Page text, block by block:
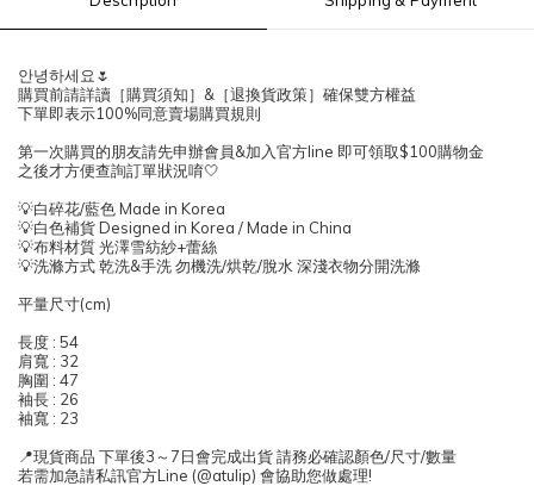
안녕하세요🌷
購買前請詳讀［購買須知］&［退換貨政策］確保雙方權益
下單即表示100%同意賣場購買規則
第一次購買的朋友請先申辦會員&加入官方line 即可領取$100購物金
之後才方便查詢訂單狀況唷🤍
💡白碎花/藍色 Made in Korea
💡白色補貨Designed in Korea /Made in China
💡布料材質光澤雪紡紗+蕾絲
💡洗滌方式 乾洗&手洗 勿機洗/烘乾/脫水 深淺衣物分開洗滌
平量尺寸(cm)
長度 : 54
肩寬 : 32
胸圍 : 47
袖長 : 26
袖寬 : 23
📍現貨商品 下單後3～7日會完成出貨 請務必確認顏色/尺寸/數量
若需加急請私訊官方Line (@atulip) 會協助您做處理!